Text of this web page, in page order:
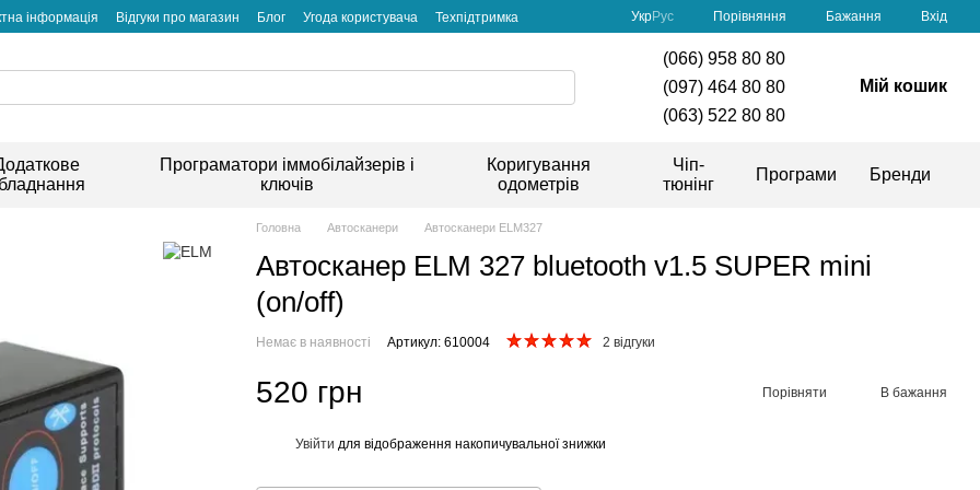
інформація Відгуки про магазин Блог Угода користувача Техпідтримка УкрРус Порівняння Бажання Вхід
(066) 958 80 80
(097) 464 80 80
(063) 522 80 80
Мій кошик
Програматори іммобілайзерів і
ключів
Коригування
одометрів
Чіп-
тюнінг
Програми Бренди
Головна Автосканери Автосканери ELM327
Автосканер ELM 327 bluetooth v1.5 SUPER mini
(on/off)
Немає в наявності Артикул: 610004 2 відгуки
520 грн Порівняти В бажання
Увійти для відображення накопичувальної знижки